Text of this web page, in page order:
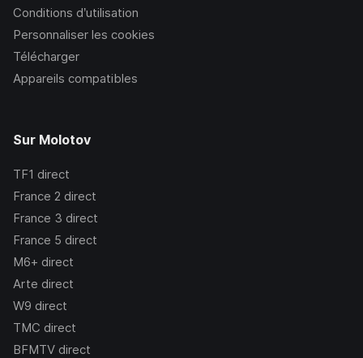
Conditions d’utilisation
Personnaliser les cookies
Télécharger
Appareils compatibles
Sur Molotov
TF1 direct
France 2 direct
France 3 direct
France 5 direct
M6+ direct
Arte direct
W9 direct
TMC direct
BFMTV direct